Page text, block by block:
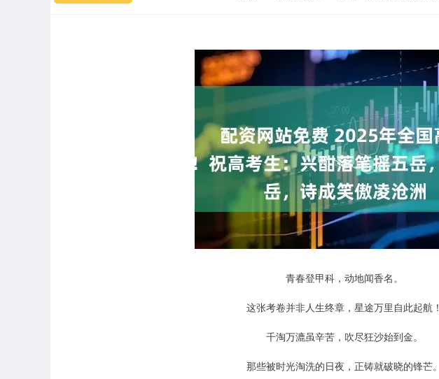
青春登甲科，动地闻香名。
这张考卷并非人生终章，星途万里自此起航！
千淘万漉虽辛苦，吹尽狂沙始到金。
那些被时光淘洗的日夜，正铸就破晓的锋芒。